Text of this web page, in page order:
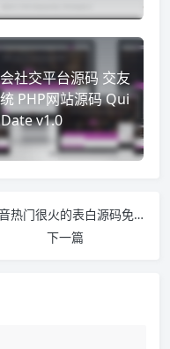
社交平台源码 交友
PHP网站源码 Qui
v1.0
抖音热门很火的表白源码免费下载 整蛊软件易语言源码分享
下一篇